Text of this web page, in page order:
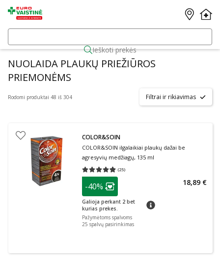
Ieškoti prekės
NUOLAIDA PLAUKŲ PRIEŽIŪROS
PRIEMONĖMS
Rodomi produktai 48 iš 304 Filtrai ir rikiavimas
COLOR&SOIN
COLOR&SOIN ilgalaikiai plaukų dažai be
agresyvių medžiagų, 135 ml
(25)
Vidutinis įvertinimas 4.84
patarimas
Lojalumo klubo narių nuolaida
-40%
Galioja perkant 2 bet
kurias prekes.
patarimas
18,89 €
Pažymėtoms spalvoms
25 spalvų pasirinkimas